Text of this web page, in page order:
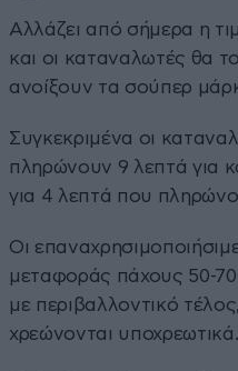
Αλλάζει από σήμερα η
και οι καταναλωτές θα
ανοίξουν τα σούπερ
Συγκεκριμένα οι
πληρώνουν 9 λεπτά για
για 4 λεπτά που
Οι
μεταφοράς πάχους 50-70
με περιβαλλοντικό
χρεώνονται υποχρεωτικά.